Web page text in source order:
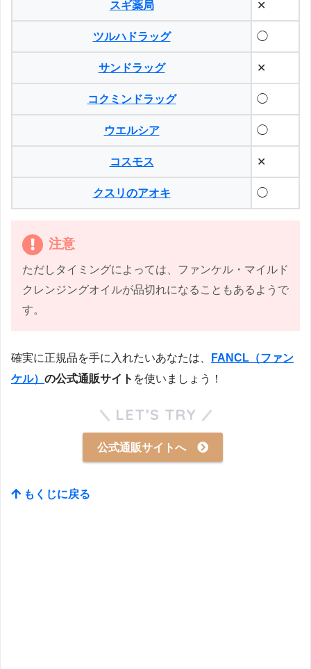
スギ薬局 ✕
ツルハドラッグ ◯
サンドラッグ ✕
コクミンドラッグ ◯
ウエルシア ◯
コスモス ✕
クスリのアオキ ◯
注意
ただしタイミングによっては、ファンケル・マイルド
クレンジングオイルが品切れになることもあるようで
す。
確実に正規品を手に入れたいあなたは、
FANCL（ファン
ケル） の公式通販サイト を使いましょう！
LET’S TRY
公式通販サイトへ
もくじに戻る